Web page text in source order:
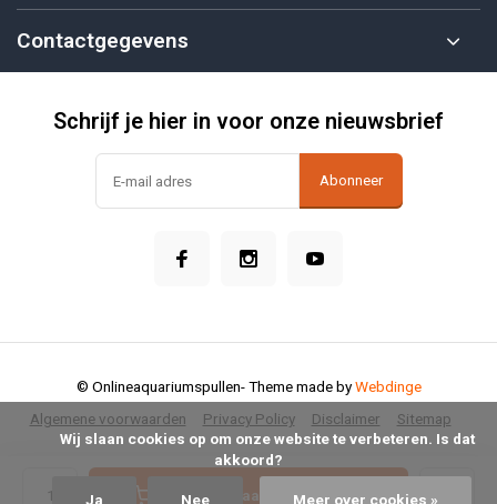
Toevoegen aan winkelwagen
Contactgegevens
Schrijf je hier in voor onze nieuwsbrief
Abonneer
Algemene voorwaarden Privacy Policy Disclaimer Sitemap
© Onlineaquariumspullen- Theme made byWebdinge
akkoord?
Ja Nee Meer over cookies »